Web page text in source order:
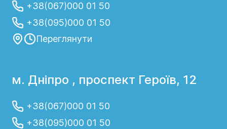
+38(067)000 01 50
+38(095)000 01 50
Переглянути
м. Дніпро , проспект Героїв, 12
+38(067)000 01 50
+38(095)000 01 50